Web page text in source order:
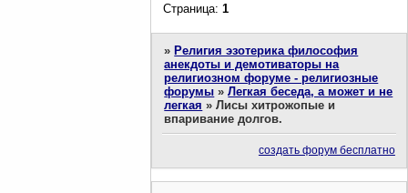
Страница:1
» Религия эзотерика философия
анекдоты и демотиваторы на
религиозном форуме - религиозные
форумы »Легкая беседа, а может и не
легкая »Лисы хитрожопые и
впаривание долгов.
создать форум бесплатно